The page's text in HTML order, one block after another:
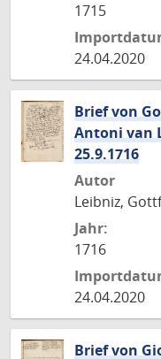
1715
24.04.2020
Brief von
Antoni van
25.9.1716
Autor
Leibniz,
Jahr:
1716
24.04.2020
Brief von